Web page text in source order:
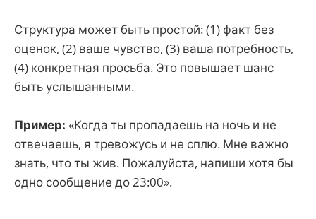
Структура может быть простой: (1) факт без
оценок, (2) ваше чувство, (3) ваша потребность,
(4) конкретная просьба. Это повышает шанс
быть услышанными.
Пример: «Когда ты пропадаешь на ночь и не
отвечаешь, я тревожусь и не сплю. Мне важно
знать, что ты жив. Пожалуйста, напиши хотя бы
одно сообщение до 23:00».